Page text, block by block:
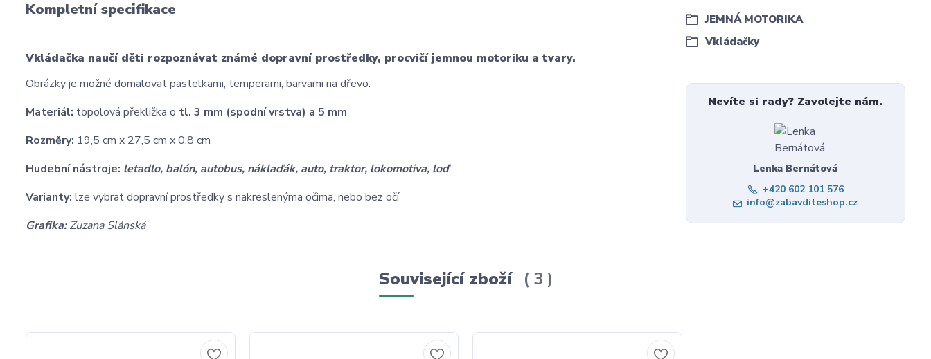
Kompletní specifikace
Vkládačka naučí děti rozpoznávat známé dopravní prostředky, procvičí jemnou motoriku a tvary.
Obrázky je možné domalovat pastelkami, temperami, barvami na dřevo.
Materiál: topolová překližka o tl. 3 mm (spodní vrstva) a 5 mm
Rozměry: 19,5 cm x 27,5 cm x 0,8 cm
Hudební nástroje: letadlo, balón, autobus, náklaďák, auto, traktor, lokomotiva, loď
Varianty: lze vybrat dopravní prostředky s nakreslenýma očima, nebo bez očí
Grafika:Zuzana Slánská
JEMNÁ MOTORIKA
Vkládačky
Nevíte si rady? Zavolejte nám.
Lenka Bernátová
+420 602 101 576
info@zabavditeshop.cz
Související zboží 3